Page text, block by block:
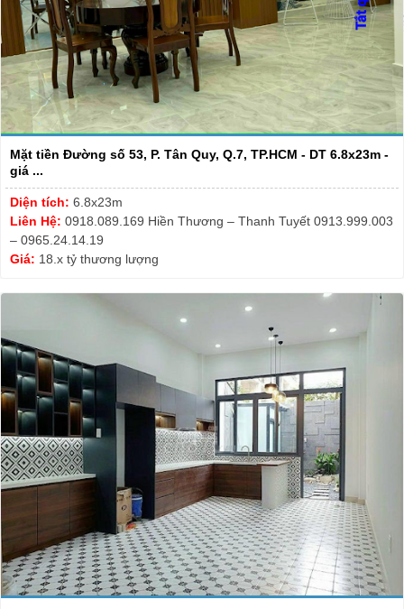
Mặt tiền Đường số 53, P. Tân Quy, Q.7, TP.HCM - DT 6.8x23m -
giá ...
Diện tích: 6.8x23m
Liên Hệ: 0918.089.169 Hiền Thương – Thanh Tuyết 0913.999.003
– 0965.24.14.19
Giá: 18.x tỷ thương lượng